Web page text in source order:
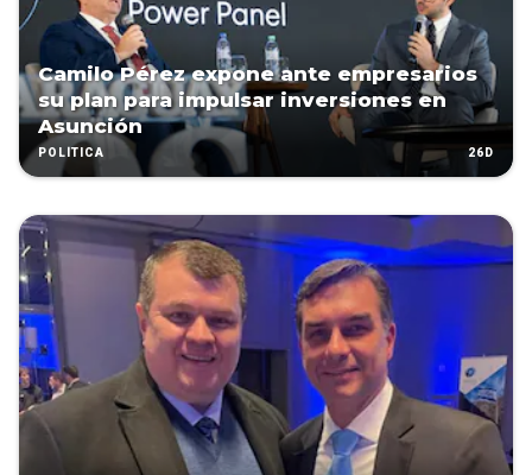
Camilo Pérez expone ante empresarios
su plan para impulsar inversiones en
Asunción
POLÍTICA 26D